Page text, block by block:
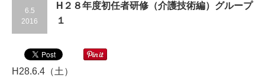
6.5
2016
H２８年度初任者研修（介護技術編）グループ
１
H28.6.4（土）